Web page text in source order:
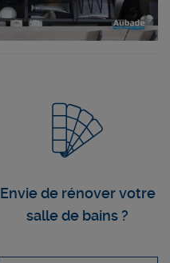
Envie de rénover votre
salle de bains ?